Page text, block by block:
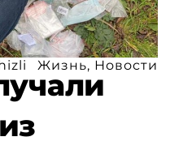
Жизнь, Новости